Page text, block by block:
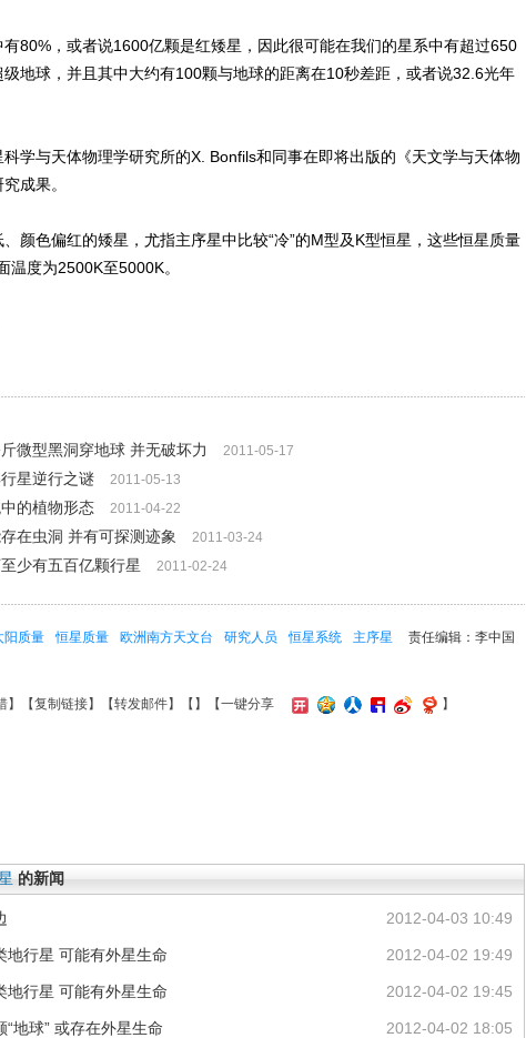
，或者说1600亿颗是红矮星，因此很可能在我们的星系中有超过650
地球，并且其中大约有100颗与地球的距离在10秒差距，或者说32.6光年
与天体物理学研究所的X. Bonfils和同事在即将出版的《天文学与天体物
成果。
色偏红的矮星，尤指主序星中比较“冷”的M型及K型恒星，这些恒星质量
温度为2500K至5000K。
微型黑洞穿地球 并无破坏力
2011-05-17
星逆行之谜 2011-05-13
的植物形态 2011-04-22
在虫洞 并有可探测迹象 2011-03-24
少有五百亿颗行星 2011-02-24
责任编辑：李中国
阳质量 恒星质量 欧洲南方天文台 研究人员 恒星系统
主序星
】【复制链接】【转发邮件】【 】 【一键分享 】
的新闻
2012-04-03 10:49
2012-04-02 19:49
地行星 可能有外星生命
2012-04-02 19:45
地行星 可能有外星生命
2012-04-02 18:05
地球” 或存在外星生命